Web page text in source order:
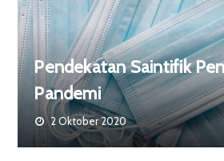
Pendekatan Saintifik
Pandemi
2 Oktober 2020